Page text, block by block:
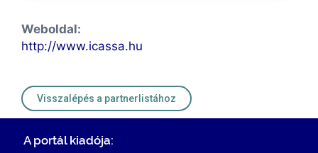
Weboldal:
http://www.icassa.hu
Visszalépés a partnerlistához
A portál kiadója: